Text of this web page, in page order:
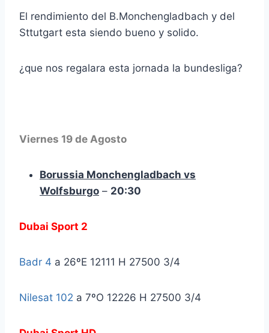
El rendimiento del B.Monchengladbach y del
Sttutgart esta siendo bueno y solido.
¿que nos regalara esta jornada la bundesliga?
Viernes 19 de Agosto
Borussia Monchengladbach vs
Wolfsburgo – 20:30
Dubai Sport 2
Badr 4 a 26ºE 12111 H 27500 3/4
Nilesat 102 a 7ºO 12226 H 27500 3/4